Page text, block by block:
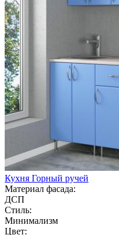
Кухня Горный ручей
Материал фасада:
ДСП
Стиль:
Минимализм
Цвет: